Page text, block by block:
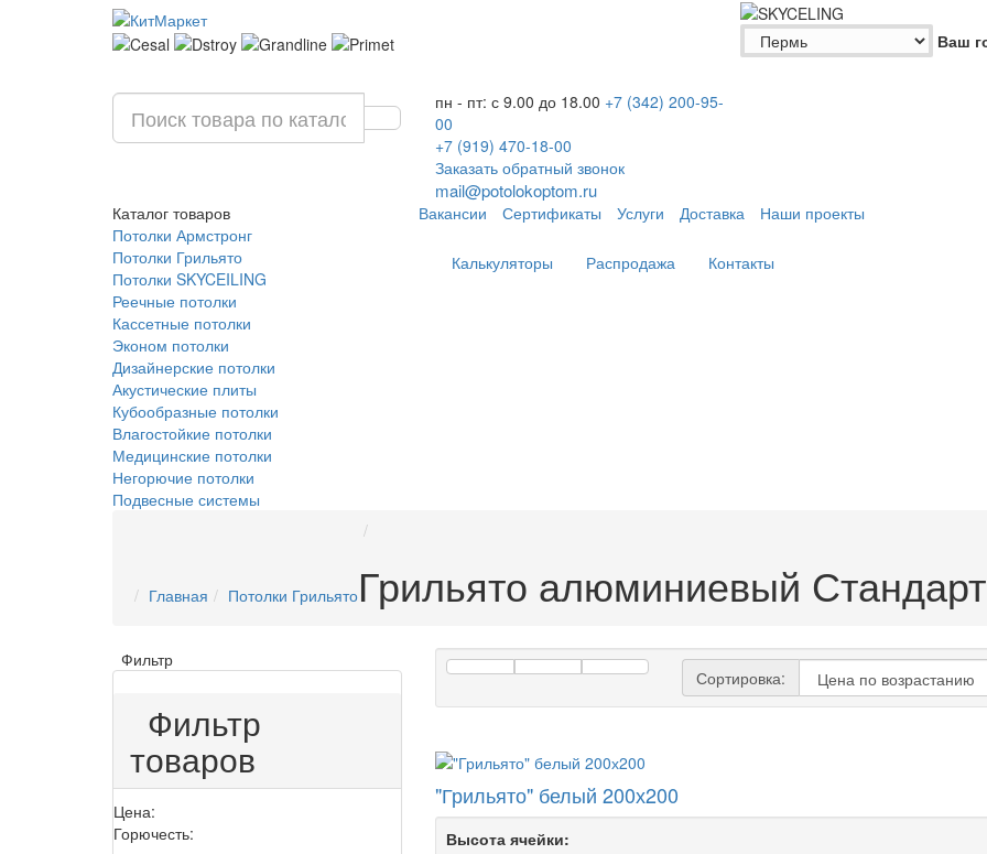
Ваш
пн - пт: с 9.00 до 18.00 +7 (342) 200-95-
00
+7 (919) 470-18-00
Заказать обратный звонок
mail@potolokoptom.ru
Каталог товаров
Потолки Армстронг
Потолки Грильято
Потолки SKYCEILING
Реечные потолки
Кассетные потолки
Эконом потолки
Дизайнерские потолки
Акустические плиты
Кубообразные потолки
Влагостойкие потолки
Медицинские потолки
Негорючие потолки
Подвесные системы
Вакансии Сертификаты Услуги Доставка Наши проекты
Калькуляторы Распродажа Контакты
Главная Потолки ГрильятоГрильято алюминиевый Стандарт
Фильтр
Фильтр
товаров
Цена:
Горючесть:
Сортировка:
"Грильято" белый 200х200
Высота ячейки: